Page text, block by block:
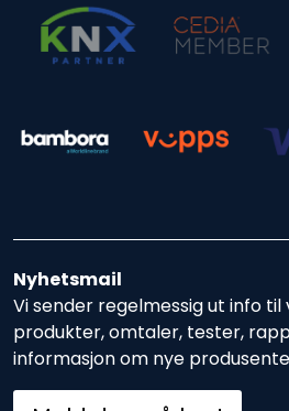
Nyhetsmail
Vi sender regelmessig ut info
produkter, omtaler, tester,
informasjon om nye